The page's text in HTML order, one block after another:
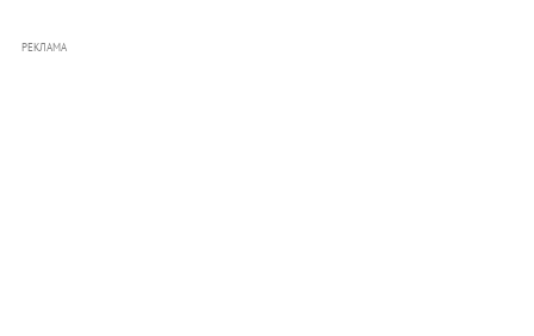
РЕКЛАМА